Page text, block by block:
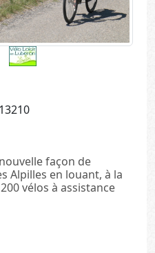
façon de
Alpilles en louant, à la
vélos à assistance